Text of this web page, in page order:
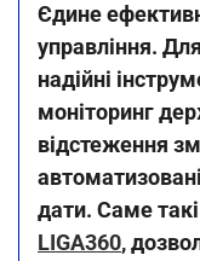
Єдине
управління.
надійні
моніторинг
відстеження
дати. Саме
LIGA360,